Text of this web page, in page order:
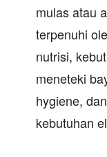
mulas atau
terpenuhi
nutrisi,
meneteki
hygiene,
kebutuhan